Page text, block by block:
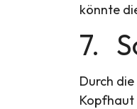
könnte
7.
Durch
Kopfhaut